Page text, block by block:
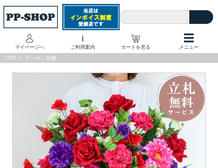
マイページへ
i
ご利用案内 カートを見る
☰
メニュー
TOP > クーポン対象